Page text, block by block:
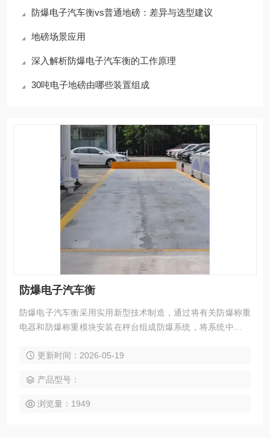
防爆电子汽车衡vs普通地磅：差异与选型建议
地磅场景应用
深入解析防爆电子汽车衡的工作原理
30吨电子地磅由哪些装置组成
防爆电子汽车衡
防爆电子汽车衡采用实用新型技术制造，通过将有关防爆称重
电器和防爆称重模块安装在秤台组成防爆系统，将系统中可能
环节消灭或割断，从而达到衡器在有爆炸危险的环境中使用的
更新时间：2026-05-19
产品型号：
浏览量：1949